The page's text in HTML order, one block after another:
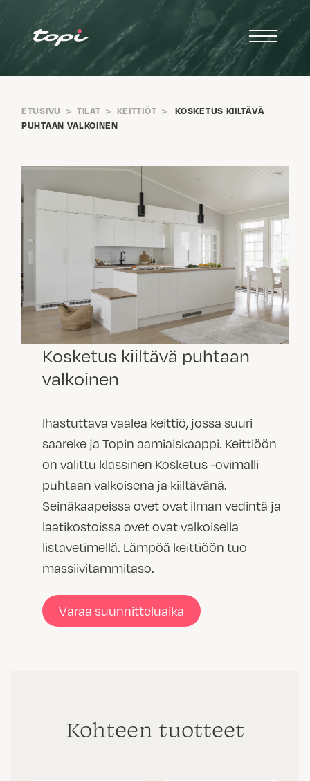
ETUSIVU > TILAT > KEITTIÖT >
KOSKETUS KIILTÄVÄ
PUHTAAN VALKOINEN
Kosketus kiiltävä puhtaan
valkoinen
Ihastuttava vaalea keittiö, jossa suuri
saareke ja Topin aamiaiskaappi. Keittiöön
on valittu klassinen Kosketus -ovimalli
puhtaan valkoisena ja kiiltävänä.
Seinäkaapeissa ovet ovat ilman vedintä ja
laatikostoissa ovet ovat valkoisella
listavetimellä. Lämpöä keittiöön tuo
massiivitammitaso.
Varaa suunnitteluaika
Kohteen tuotteet